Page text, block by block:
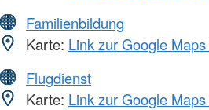
Familienbildung
Karte: Link zur Google
Flugdienst
Karte: Link zur Google